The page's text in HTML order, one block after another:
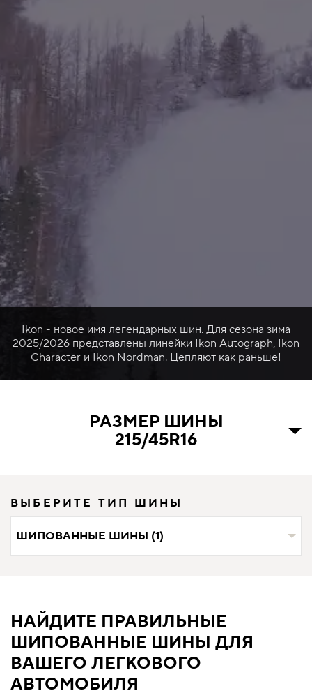
Ikon - новое имя легендарных шин. Для сезона зима
2025/2026 представлены линейки Ikon Autograph, Ikon
Character и Ikon Nordman. Цепляют как раньше!
РАЗМЕР ШИНЫ
215/45R16
ВЫБЕРИТЕ ТИП ШИНЫ
ШИПОВАННЫЕ ШИНЫ (1)
НАЙДИТЕ ПРАВИЛЬНЫЕ
ШИПОВАННЫЕ ШИНЫ ДЛЯ
ВАШЕГО ЛЕГКОВОГО
АВТОМОБИЛЯ